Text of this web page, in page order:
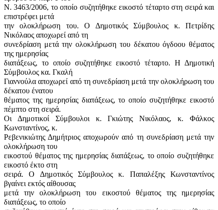
Ν. 3463/2006, το οποίο συζητήθηκε εικοστό τέταρτο στη σειρά και
επιστρέφει μετά
την ολοκλήρωση του. Ο Δημοτικός Σύμβουλος κ. Πετρίδης
Νικόλαος αποχωρεί από τη
συνεδρίαση μετά την ολοκλήρωση του δέκατου όγδοου θέματος
της ημερησίας
διατάξεως, το οποίο συζητήθηκε εικοστό τέταρτο. Η Δημοτική
Σύμβουλος κα. Γκαλή
Γιαννούλα αποχωρεί από τη συνεδρίαση μετά την ολοκλήρωση του
δέκατου ένατου
θέματος της ημερησίας διατάξεως, το οποίο συζητήθηκε εικοστό
πέμπτο στη σειρά.
Οι Δημοτικοί Σύμβουλοι κ. Γκιώτης Νικόλαος, κ. Φάλκος
Κωνσταντίνος, κ.
Ρεβενικιώτης Δημήτριος αποχωρούν από τη συνεδρίαση μετά την
ολοκλήρωση του
εικοστού θέματος της ημερησίας διατάξεως, το οποίο συζητήθηκε
εικοστό έκτο στη
σειρά. Ο Δημοτικός Σύμβουλος κ. Παπαλέξης Κωνσταντίνος
βγαίνει εκτός αίθουσας
μετά την ολοκλήρωση του εικοστού θέματος της ημερησίας
διατάξεως, το οποίο